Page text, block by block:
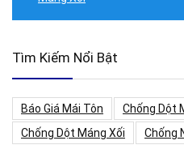
Tìm Kiếm Nổi Bật
Báo Giá Mái Tôn Chống Dột
Chống Dột Máng Xối
Chống